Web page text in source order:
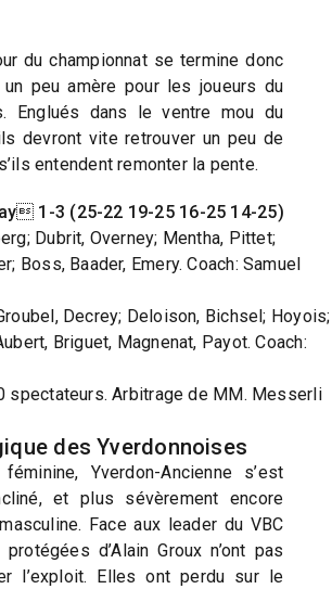
du championnat se termine donc
peu amère pour les joueurs du
Englués dans le ventre mou du
devront vite retrouver un peu de
entendent remonter la pente.
1-3 (25-22 19-25 16-25 14-25)
Dubrit, Overney; Mentha, Pittet;
Boss, Baader, Emery. Coach: Samuel
Decrey; Deloison, Bichsel; Hoyois;
Briguet, Magnenat, Payot. Coach:
spectateurs. Arbitrage de MM. Messerli
des Yverdonnoises
Yverdon-Ancienne s’est
et plus sévèrement encore
Face aux leader du VBC
d’Alain Groux n’ont pas
l’exploit. Elles ont perdu sur le